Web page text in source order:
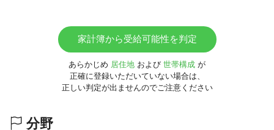
家計簿から受給可能性を判定
あらかじめ 居住地 および 世帯構成 が
正確に登録いただいていない場合は、
正しい判定が出ませんのでご注意ください
分野